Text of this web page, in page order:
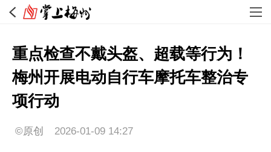
重点检查不戴头盔、超载等行为！
梅州开展电动自行车摩托车整治专
项行动
©原创 2026-01-09 14:27